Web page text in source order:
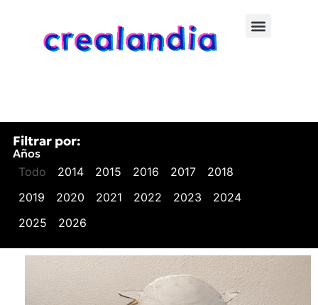
Filtrar por:
Años
2014
2015 2016 2017
2018
2019
2020 2021 2022 2023
2024
2025
2026
Todo